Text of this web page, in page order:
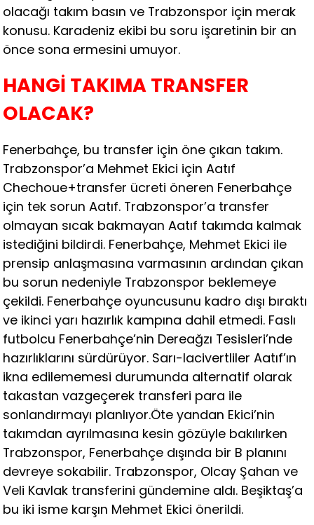
olacağı takım basın ve Trabzonspor için merak
konusu. Karadeniz ekibi bu soru işaretinin bir an
önce sona ermesini umuyor.
HANGİ TAKIMA TRANSFER
OLACAK?
Fenerbahçe, bu transfer için öne çıkan takım.
Trabzonspor’a Mehmet Ekici için Aatıf
Chechoue+transfer ücreti öneren Fenerbahçe
için tek sorun Aatıf. Trabzonspor’a transfer
olmayan sıcak bakmayan Aatıf takımda kalmak
istediğini bildirdi. Fenerbahçe, Mehmet Ekici ile
prensip anlaşmasına varmasının ardından çıkan
bu sorun nedeniyle Trabzonspor beklemeye
çekildi. Fenerbahçe oyuncusunu kadro dışı bıraktı
ve ikinci yarı hazırlık kampına dahil etmedi. Faslı
futbolcu Fenerbahçe’nin Dereağzı Tesisleri’nde
hazırlıklarını sürdürüyor. Sarı-lacivertliler Aatıf’ın
ikna edilememesi durumunda alternatif olarak
takastan vazgeçerek transferi para ile
sonlandırmayı planlıyor.Öte yandan Ekici’nin
takımdan ayrılmasına kesin gözüyle bakılırken
Trabzonspor, Fenerbahçe dışında bir B planını
devreye sokabilir. Trabzonspor, Olcay Şahan ve
Veli Kavlak transferini gündemine aldı. Beşiktaş’a
bu iki isme karşın Mehmet Ekici önerildi.